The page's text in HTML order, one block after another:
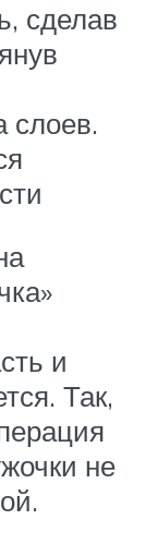
сделав
слоев.
и
Так,
не